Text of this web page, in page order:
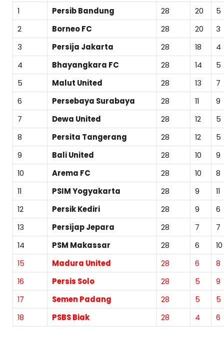
1
Persib Bandung 28 20
5
2
Borneo FC 28 20
3
3
Persija Jakarta 28 18
4
4
Bhayangkara FC 28 14
5
5
Malut United 28 13
7
6
Persebaya Surabaya 28 11
9
7
Dewa United 28 12
5
8
Persita Tangerang 28 12
5
9
Bali United 28 10
9
10
Arema FC 28 10
8
11
PSIM Yogyakarta 28 9
11
12
Persik Kediri 28 9
6
13
Persijap Jepara 28 7
7
14
PSM Makassar 28 6
10
15
Madura United 28 6
8
16
Persis Solo 28 5
9
17
Semen Padang 28 5
5
18
PSBS Biak 28 4 6